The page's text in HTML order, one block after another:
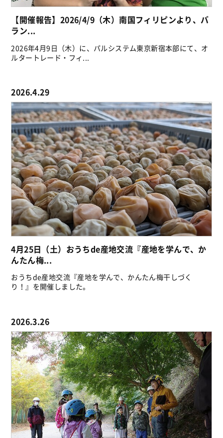
【開催報告】2026/4/9（木）南国フィリピンより、バ
ラン...
2026年4月9日（木）に、パルシステム東京新宿本部にて、オ
ルタートレード・フィ...
2026.4.29
4月25日（土）おうちde産地交流『産地を学んで、か
んたん梅...
おうちde産地交流『産地を学んで、かんたん梅干しづく
り！』を開催しました。
2026.3.26